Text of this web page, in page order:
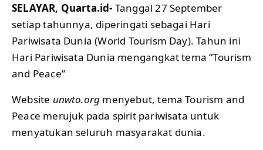
SELAYAR, Quarta.id- Tanggal 27 September
setiap tahunnya, diperingati sebagai Hari
Pariwisata Dunia (World Tourism Day). Tahun ini
Hari Pariwisata Dunia mengangkat tema “Tourism
and Peace”
Website unwto.org menyebut, tema Tourism and
Peace merujuk pada spirit pariwisata untuk
menyatukan seluruh masyarakat dunia.